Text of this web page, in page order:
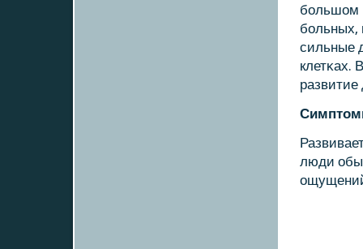
бοльшом
бοльных,
сильные
клетκах.
люди